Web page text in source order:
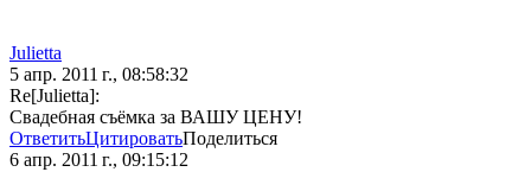
Julietta
5 апр. 2011 г., 08:58:32
Re[Julietta]:
Свадебная съёмка за ВАШУ ЦЕНУ!
ОтветитьЦитироватьПоделиться
6 апр. 2011 г., 09:15:12